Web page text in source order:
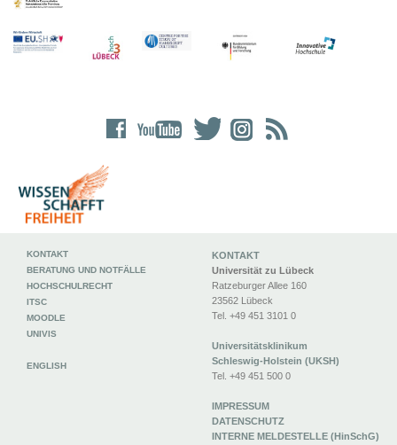
KONTAKT
Universität zu Lübeck
Ratzeburger Allee 160
23562 Lübeck
Tel. +49 451 3101 0
Universitätsklinikum
Schleswig-Holstein (UKSH)
Tel. +49 451 500 0
IMPRESSUM
DATENSCHUTZ
INTERNE MELDESTELLE (HinSchG)
KONTAKT
BERATUNG UND NOTFÄLLE
HOCHSCHULRECHT
ITSC
MOODLE
UNIVIS
ENGLISH